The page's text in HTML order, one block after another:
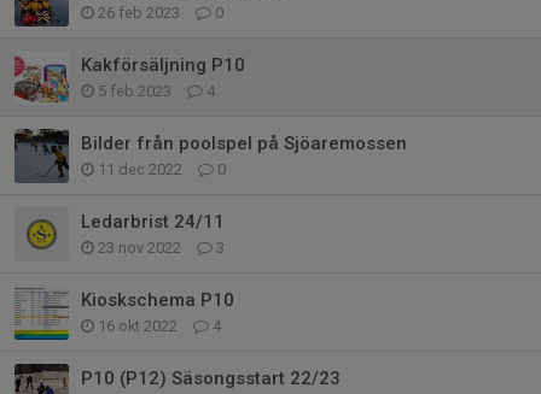
26 feb 2023 0
Kakförsäljning P10
5 feb 2023 4
Bilder från poolspel på Sjöaremossen
11 dec 2022 0
Ledarbrist 24/11
23 nov 2022 3
Kioskschema P10
16 okt 2022 4
P10 (P12) Säsongsstart 22/23